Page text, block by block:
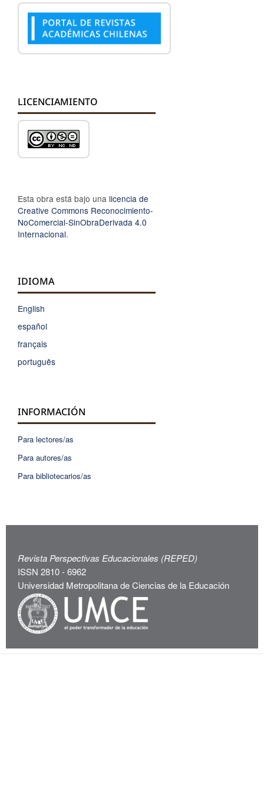
LICENCIAMIENTO
Esta obra está bajo una licencia de
Creative Commons Reconocimiento-
NoComercial-SinObraDerivada 4.0
Internacional.
IDIOMA
English
español
français
português
INFORMACIÓN
Para lectores/as
Para autores/as
Para bibliotecarios/as
Revista Perspectivas Educacionales (REPED)
ISSN 2810 - 6962
Universidad Metropolitana de Ciencias de la Educación